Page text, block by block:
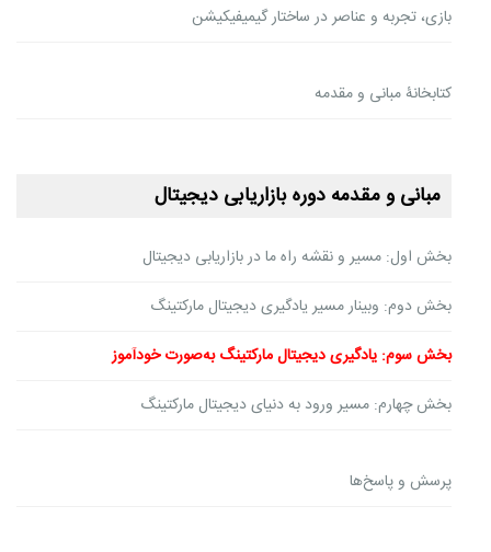
بازی، تجربه و عناصر در ساختار گیمیفیکیشن
کتابخانۀ مبانی و مقدمه
مبانی و مقدمه دوره بازاریابی دیجیتال
بخش اول: مسیر و نقشه راه ما در بازاریابی دیجیتال
بخش دوم: وبینار مسیر یادگیری دیجیتال مارکتینگ
بخش سوم: یادگیری دیجیتال مارکتینگ به‌صورت خودآموز
بخش چهارم: مسیر ورود به دنیای دیجیتال مارکتینگ
پرسش و پاسخ‌ها